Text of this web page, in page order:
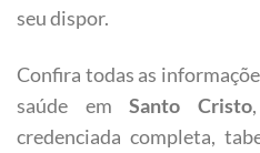
seu dispor.
Confira todas as
saúde emSanto Cristo
credenciada completa,